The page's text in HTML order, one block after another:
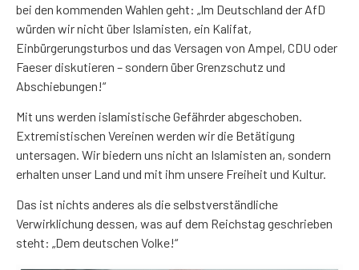
bei den kommenden Wahlen geht: „Im Deutschland der AfD
würden wir nicht über Islamisten, ein Kalifat,
Einbürgerungsturbos und das Versagen von Ampel, CDU oder
Faeser diskutieren – sondern über Grenzschutz und
Abschiebungen!“
Mit uns werden islamistische Gefährder abgeschoben.
Extremistischen Vereinen werden wir die Betätigung
untersagen. Wir biedern uns nicht an Islamisten an, sondern
erhalten unser Land und mit ihm unsere Freiheit und Kultur.
Das ist nichts anderes als die selbstverständliche
Verwirklichung dessen, was auf dem Reichstag geschrieben
steht: „Dem deutschen Volke!“